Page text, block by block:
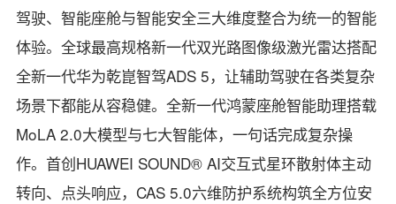
驾驶、智能座舱与智能安全三大维度整合为统一的智能
体验。全球最高规格新一代双光路图像级激光雷达搭配
全新一代华为乾崑智驾ADS 5，让辅助驾驶在各类复杂
场景下都能从容稳健。全新一代鸿蒙座舱智能助理搭载
MoLA 2.0大模型与七大智能体，一句话完成复杂操
作。首创HUAWEI SOUND® AI交互式星环散射体主动
转向、点头响应，CAS 5.0六维防护系统构筑全方位安